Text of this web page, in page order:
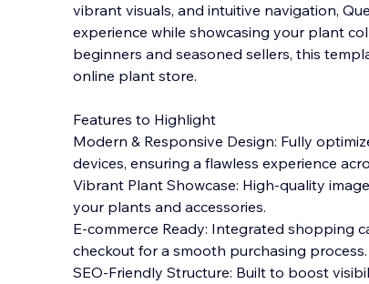
vibrant visuals, and intuitive navigation,
experience while showcasing your plant
beginners and seasoned sellers, this
online plant store.
Features to Highlight
Modern & Responsive Design: Fully
devices, ensuring a flawless experience
Vibrant Plant Showcase: High-quality
your plants and accessories.
E-commerce Ready: Integrated shopping
checkout for a smooth purchasing process.
SEO-Friendly Structure: Built to boost